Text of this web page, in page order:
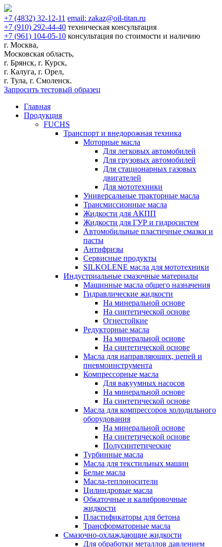
+7 (4832) 32-12-11 email: zakaz@oil-titan.ru
+7 (910) 292-44-40 техническая консультация
+7 (961) 104-05-10 консультация по стоимости и наличию
г. Москва,
Московская область,
г. Брянск, г. Курск,
г. Калуга, г. Орел,
г. Тула, г. Смоленск.
Запросить тестовый образец
Главная
Продукция
FUCHS
Транспорт и внедорожная техника
Моторные масла
Для легковых автомобилей
Для грузовых автомобилей
Для стационарных газовых
двигателей
Для мототехники
Универсальные тракторные масла
Трансмиссионные масла
Жидкости для АКПП
Жидкости для ГУР и гидросистем
Автомобильные пластичные смазки и
пасты
Антифризы
Сервисные продукты
SILKOLENE масла для мототехники
Индустриальные смазочные материалы
Машинные масла общего назначения
Гидравлические жидкости
На минеральной основе
На синтетической основе
Огнестойкие
Редукторные масла
На минеральной основе
На синтетической основе
Масла для направляющих, цепей и
пневмоинструмента
Компрессорные масла
Для вакуумных насосов
На минеральной основе
На синтетической основе
Масла для компрессоров холодильного
оборудования
На минеральной основе
На синтетической основе
Полусинтетические
Турбинные масла
Масла для текстильных машин
Белые масла
Масла-теплоносители
Цилиндровые масла
Обкаточные и калибровочные
жидкости
Пластификаторы для бетона
Трансформаторные масла
Смазочно-охлаждающие жидкости
Для обработки металлов давлением